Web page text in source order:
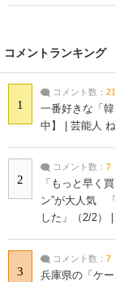
コメントランキング
1
コメント数： 21
一番好きな「
中】 | 芸能人
2
コメント数： 7
「もっと早く
ン”が大人気
した」（2/2）
3
コメント数： 7
兵庫県の「ケ